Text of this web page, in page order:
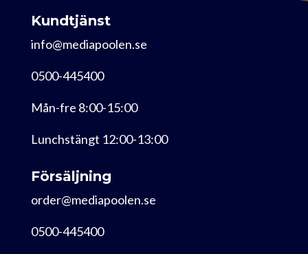
Kundtjänst
info@mediapoolen.se
0500-445400
Mån-fre 8:00-15:00
Lunchstängt 12:00-13:00
Försäljning
order@mediapoolen.se
0500-445400